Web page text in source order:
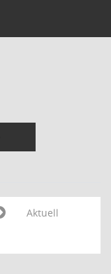
Aktuell